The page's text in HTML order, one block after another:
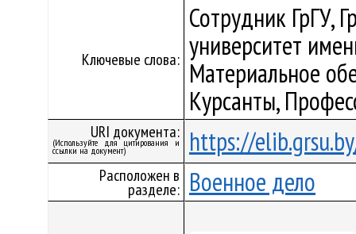
Ключевые слова:
Сотрудник ГрГУ,
университет
Материальное
Курсанты,
URI документа:
(Используйте для цитирования и
ссылки на документ) https://
Расположен в
разделе: Военное дело